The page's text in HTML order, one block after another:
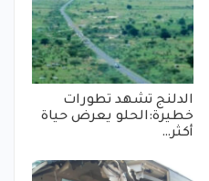
الدلنج تشهد تطورات
خطيرة:الحلو يعرض حياة
أكثر…